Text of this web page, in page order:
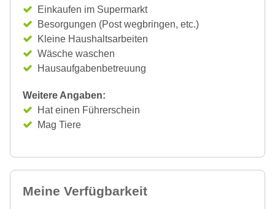
Einkaufen im Supermarkt
Besorgungen (Post wegbringen, etc.)
Kleine Haushaltsarbeiten
Wäsche waschen
Hausaufgabenbetreuung
Weitere Angaben:
Hat einen Führerschein
Mag Tiere
Meine Verfügbarkeit